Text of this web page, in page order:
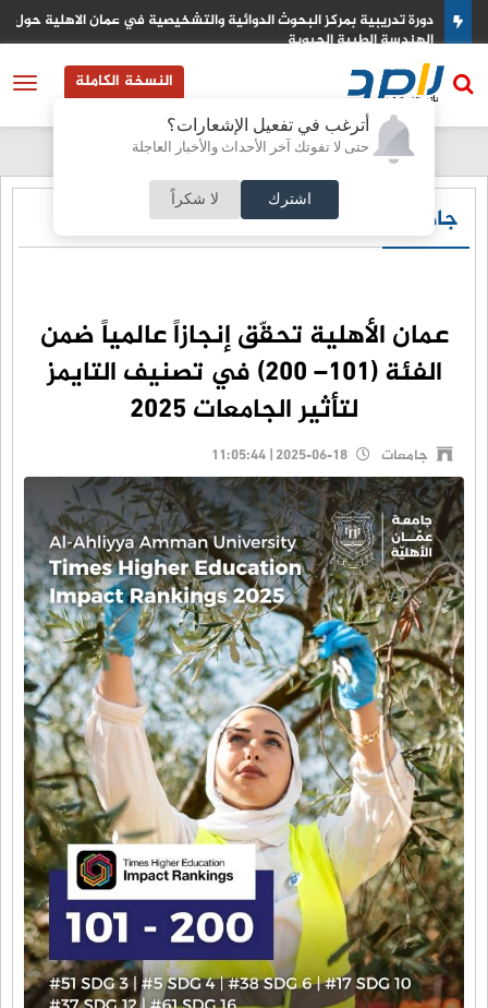
أترغب في تفعيل الإشعارات؟
حتى لا تفوتك آخر الأحداث والأخبار العاجلة
اشترك لا شكراً
دورة تدريبية بمركز البحوث الدوائية والتشخيصية في عمان الاهلية حول
الهندسة الطبية الحيوية
النسخة الكاملة
جامعات
عمان الأهلية تحقّق إنجازاً عالمياً ضمن
الفئة (101– 200) في تصنيف التايمز
لتأثير الجامعات 2025
جامعات